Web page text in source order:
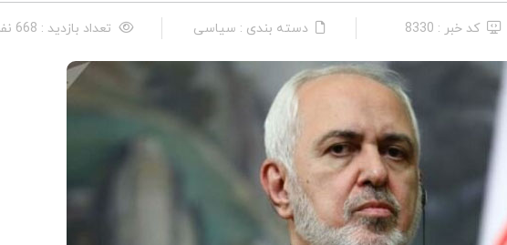
کد خبر : 8330 دسته بندی : سیاسی تعداد بازدید : 668 نفر